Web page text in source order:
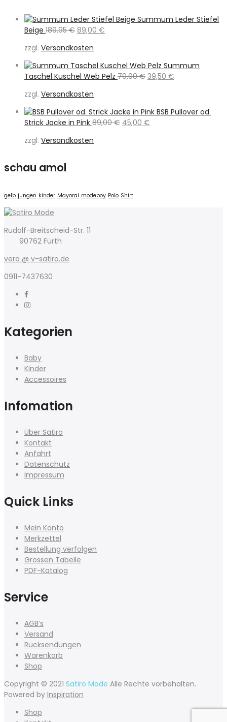
Summum Leder Stiefel
Beige 189,95€ Ursprünglicher
war:
189,95 €
89,00 €
89,00 €.
zzgl. Versandkosten
Summum
Taschel Kuschel Web Pelz 79,00€ Ursprünglicher
79,00 €
39,50 €
39,50 €.
zzgl. Versandkosten
BSB Pullover od.
Strick Jacke in Pink 89,00€ Ursprünglicher
45,00 €
zzgl. Versandkosten
schau amol
gelb jungen kinder Mayoral modeboy Polo Shirt
Rudolf-Breitscheid-Str. 11
90762 Fürth
vera @ v-satiro.de
0911-7437630
Kategorien
Baby
Kinder
Accessoires
Infomation
Über Satiro
Kontakt
Anfahrt
Datenschutz
Impressum
Quick Links
Mein Konto
Merkzettel
Bestellung verfolgen
Grössen Tabelle
PDF-Katalog
Service
AGB’s
Versand
Rücksendungen
Warenkorb
Shop
Copyright © 2021 Satiro Mode Alle Rechte vorbehalten.
Powered by Inspiration
Shop